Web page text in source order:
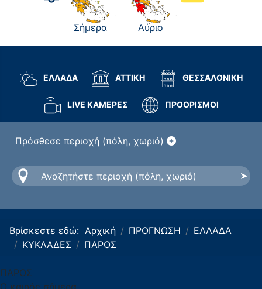
Σήμερα Αύριο
ΕΛΛΑΔΑ ΑΤΤΙΚΗ ΘΕΣΣΑΛΟΝΙΚΗ
LIVE ΚΑΜΕΡΕΣ ΠΡΟΟΡΙΣΜΟΙ
Πρόσθεσε περιοχή (πόλη, χωριό)
Βρίσκεστε εδώ: Αρχική ΠΡΟΓΝΩΣΗ
ΕΛΛΑΔΑ
ΚΥΚΛΑΔΕΣ
ΠΑΡΟΣ
ΠΑΡΟΣ